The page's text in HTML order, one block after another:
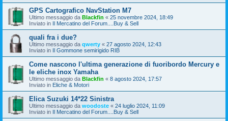
GPS Cartografico NavStation M7
Ultimo messaggio da Blackfin « 25 novembre 2024, 18:49
Inviato in Il Mercatino del Forum....Buy & Sell
quali fra i due?
Ultimo messaggio da qwerty « 27 agosto 2024, 12:43
Inviato in Il Gommone semirigido RIB
Come nascono l'ultima generazione di fuoribordo Mercury e
le eliche inox Yamaha
Ultimo messaggio da Blackfin « 8 agosto 2024, 17:57
Inviato in Eliche & Motori
Elica Suzuki 14*22 Sinistra
Ultimo messaggio da woodoste « 24 luglio 2024, 11:09
Inviato in Il Mercatino del Forum....Buy & Sell